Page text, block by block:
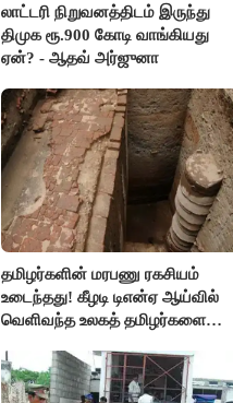
லாட்டரி நிறுவனத்திடம் இருந்து
திமுக ரூ.900 கோடி வாங்கியது
ஏன்? - ஆதவ் அர்ஜுனா
தமிழர்களின் மரபணு ரகசியம்
உடைந்தது! கீழடி டிஎன்ஏ ஆய்வில்
வெளிவந்த உலகத் தமிழர்களை